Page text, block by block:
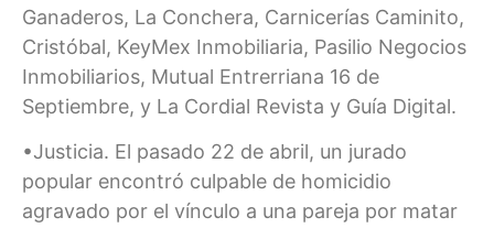
Ganaderos, La Conchera, Carnicerías Caminito,
Cristóbal, KeyMex Inmobiliaria, Pasilio Negocios
Inmobiliarios, Mutual Entrerriana 16 de
Septiembre, y La Cordial Revista y Guía Digital.
•Justicia. El pasado 22 de abril, un jurado
popular encontró culpable de homicidio
agravado por el vínculo a una pareja por matar